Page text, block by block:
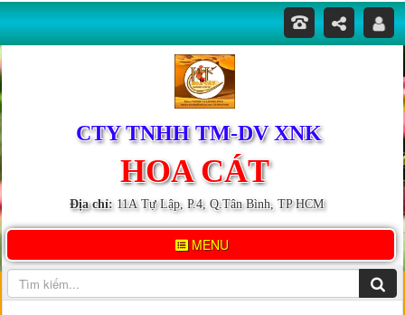
CTY TNHH TM-DV XNK
HOA CÁT
Địa chỉ: 11A Tự Lập, P.4, Q.Tân Bình, TP HCM
MENU